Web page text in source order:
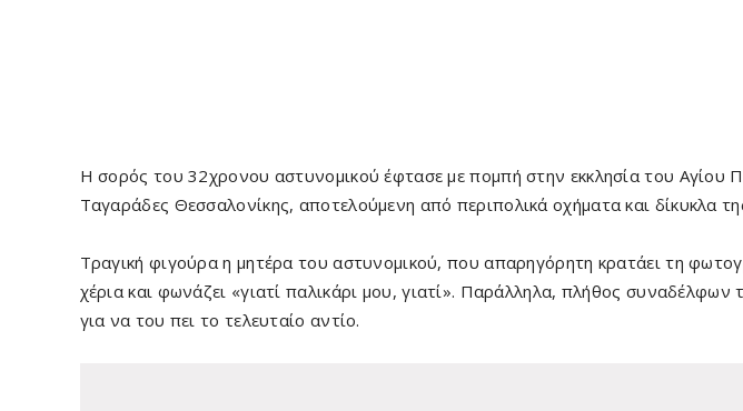
Η σορός του 32χρονου αστυνομικού έφτασε με πομπή στην εκκλησία του Αγίου
Ταγαράδες Θεσσαλονίκης, αποτελούμενη από περιπολικά οχήματα και δίκυκλα
Τραγική φιγούρα η μητέρα του αστυνομικού, που απαρηγόρητη κρατάει τη
χέρια και φωνάζει «γιατί παλικάρι μου, γιατί». Παράλληλα, πλήθος συναδέλφων
για να του πει το τελευταίο αντίο.